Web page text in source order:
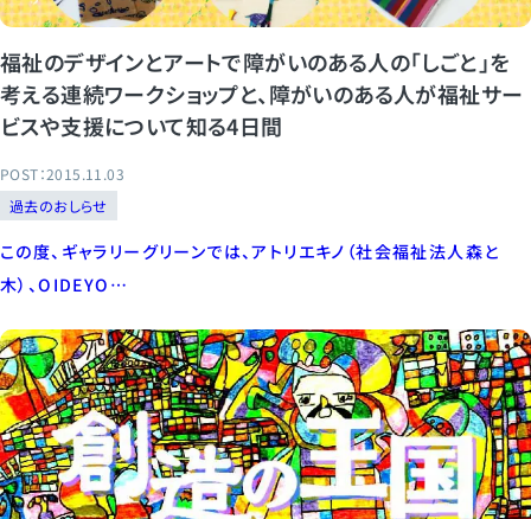
福祉のデザインとアートで障がいのある人の「しごと」を
考える連続ワークショップと、障がいのある人が福祉サー
ビスや支援について知る4日間
POST：2015.11.03
過去のおしらせ
この度、ギャラリーグリーンでは、アトリエキノ（社会福祉法人森と
木）、OIDEYO…